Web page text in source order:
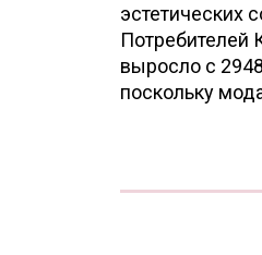
эстетических
Потребителей
выросло с
поскольку